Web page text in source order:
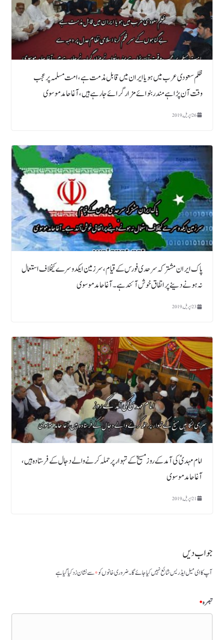
ظلم سعودی عرب میں ہو یا ایران میں قابل مذمت ہے،امت مسلمہ پر عجب
وقت آن پڑا ہے مند ربنوائے مزار گرائے جارہے ہیں، آغا حامد موسوی
26 اپریل, 2019
پاک ایران مشترکہ سرحدی فورس کے قیام ، سرزمین ایکدوسرے کیخلاف استعمال
نہ ہونے دینے پراتفاق خوش آئند ہے۔ آغاحامدموسوی
23 اپریل, 2019
امام مہدیؑ کی آمد کے روز مسیحؑ کے تہوار پر حملہ کرنے والے دجال کے فرستادہ ہیں،
آغا حامد موسوی
21 اپریل, 2019
جواب دیں
آپ کا ای میل ایڈریس شائع نہیں کیا جائے گا۔ضروری خانوں کو*سے نشان زد کیا گیا ہے
تبصرہ*